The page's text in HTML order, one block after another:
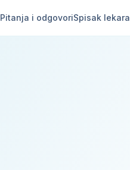
Pitanja i odgovoriSpisak lekara